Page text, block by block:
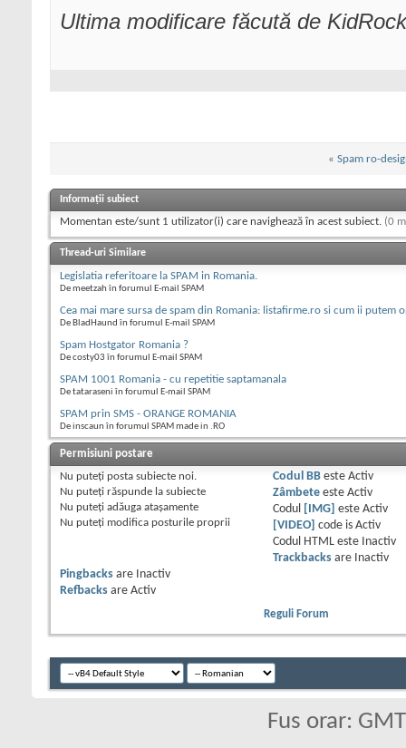
Ultima modificare făcută de
« Spam ro-
Informații subiect
Momentan este/sunt 1 utilizator(i) care navighează în acest subiect. (0
Thread-uri Similare
Legislatia referitoare la SPAM in Romania.
De meetzah în forumul E-mail SPAM
Cea mai mare sursa de spam din Romania: listafirme.ro si cum ii putem
De BladHaund în forumul E-mail SPAM
Spam Hostgator Romania ?
De costy03 în forumul E-mail SPAM
SPAM 1001 Romania - cu repetitie saptamanala
De tataraseni în forumul E-mail SPAM
SPAM prin SMS - ORANGE ROMANIA
De inscaun în forumul SPAM made in .RO
Permisiuni postare
Nu puteţi posta subiecte noi.
Nu puteţi răspunde la subiecte
Nu puteţi adăuga ataşamente
Nu puteţi modifica posturile proprii
Codul BBeste Activ
Zâmbeteeste Activ
Codul
[IMG] este Activ
[VIDEO]
code is Activ
Codul HTML este
Inactiv
Trackbacksare
Inactiv
Pingbacks are
Inactiv
Refbacks are Activ
Reguli Forum
Fus orar: